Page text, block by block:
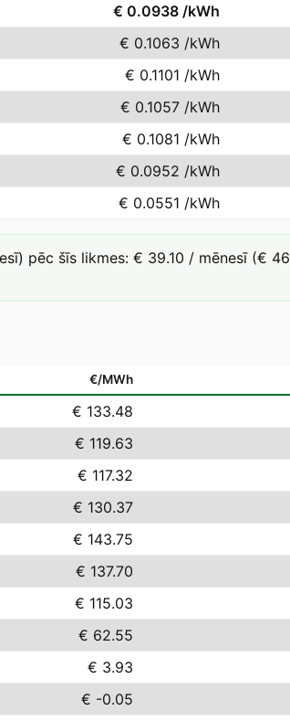
€ 0.0938 /kWh
€ 0.1063 /kWh
€ 0.1101 /kWh
€ 0.1057 /kWh
€ 0.1081 /kWh
€ 0.0952 /kWh
€ 0.0551 /kWh
pēc šīs likmes: € 39.10 / mēnesī (€
€/MWh
€ 133.48
€ 119.63
€ 117.32
€ 130.37
€ 143.75
€ 137.70
€ 115.03
€ 62.55
€ 3.93
€ -0.05